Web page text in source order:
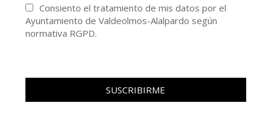
Consiento el tratamiento de mis datos por el
Ayuntamiento de Valdeolmos-Alalpardo según
normativa RGPD.